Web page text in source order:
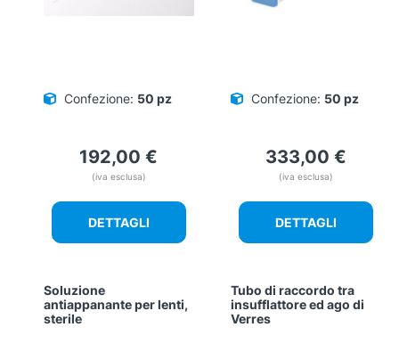
Confezione: 50 pz
192,00 €
(iva esclusa)
DETTAGLI
Confezione: 50 pz
333,00 €
(iva esclusa)
DETTAGLI
Soluzione
antiappanante per lenti,
sterile
Tubo di raccordo tra
insufflattore ed ago di
Verres